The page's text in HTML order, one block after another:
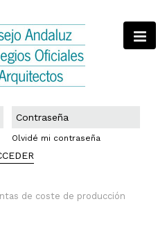
Olvidé mi contraseña
de coste de producción